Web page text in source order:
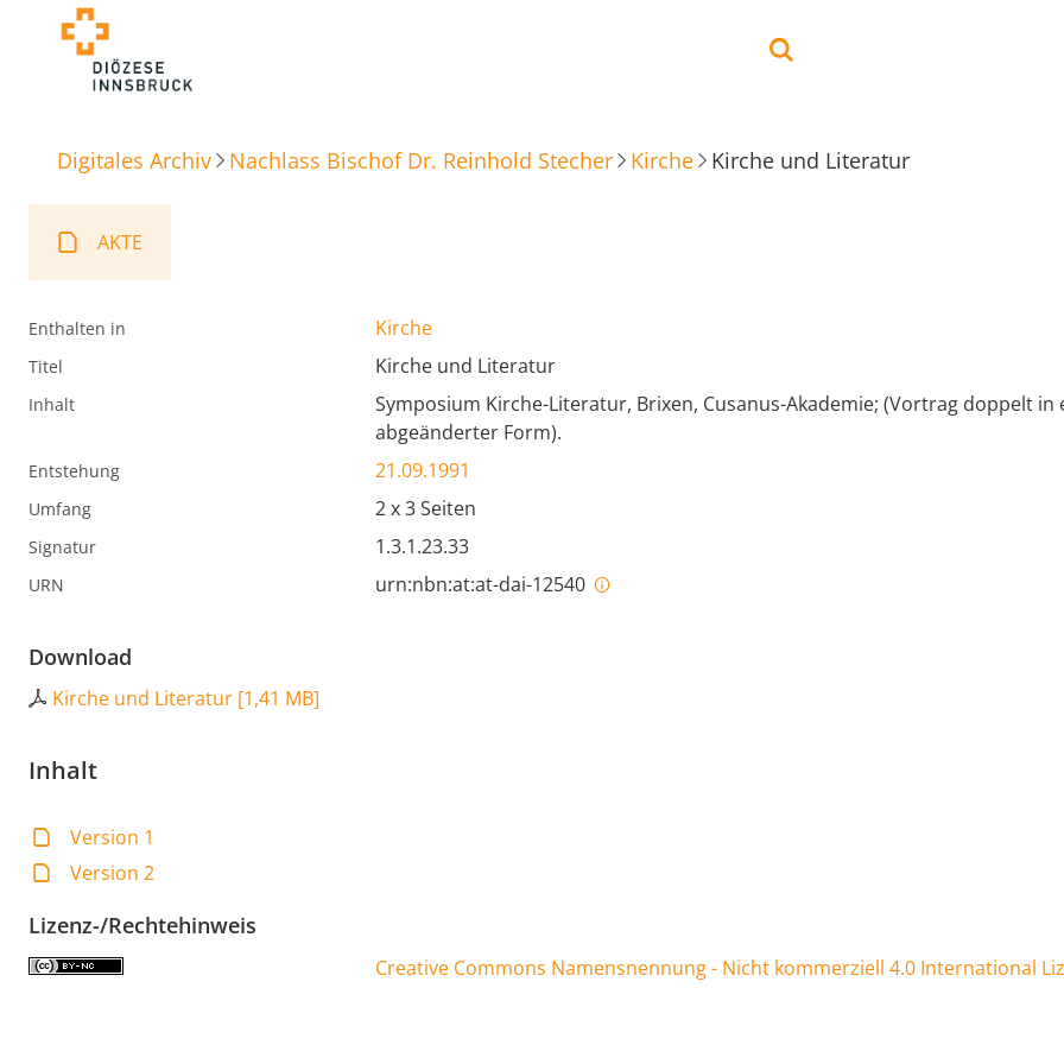
Digitales Archiv Nachlass Bischof Dr. Reinhold Stecher Kirche Kirche und Literatur
AKTE
Enthalten in Kirche
Titel Kirche und Literatur
Inhalt
Symposium Kirche-Literatur, Brixen, Cusanus-Akademie; (Vortrag doppelt in
abgeänderter Form).
Entstehung 21.09.1991
Umfang 2 x 3 Seiten
Signatur 1.3.1.23.33
URN urn:nbn:at:at-dai-12540
Download
Kirche und Literatur [1,41 MB]
Inhalt
Version 1
Version 2
Lizenz-/Rechtehinweis
Creative Commons Namensnennung - Nicht kommerziell 4.0 International